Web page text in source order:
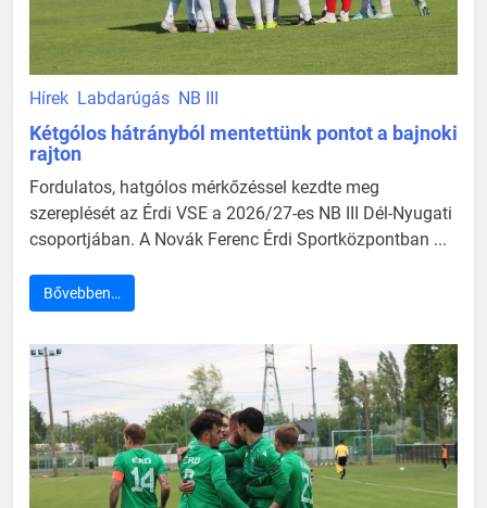
Hírek Labdarúgás NB III
Kétgólos hátrányból mentettünk pontot a bajnoki
rajton
Fordulatos, hatgólos mérkőzéssel kezdte meg
szereplését az Érdi VSE a 2026/27-es NB III Dél-Nyugati
csoportjában. A Novák Ferenc Érdi Sportközpontban ...
Bővebben…